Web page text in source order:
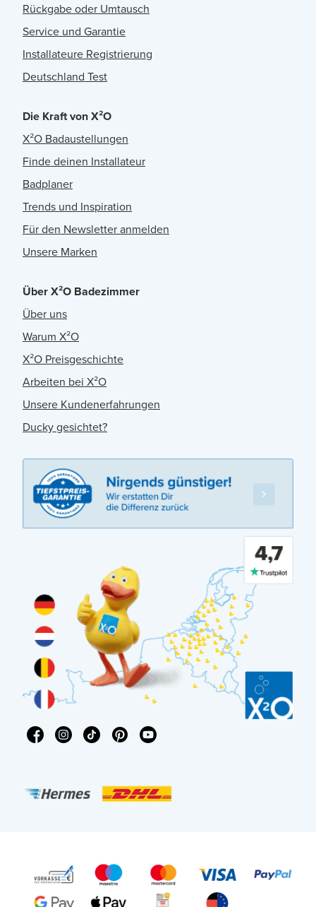
Rückgabe oder Umtausch
Service und Garantie
Installateure Registrierung
Deutschland Test
Die Kraft von X²O
X²O Badaustellungen
Finde deinen Installateur
Badplaner
Trends und Inspiration
Für den Newsletter anmelden
Unsere Marken
Über X²O Badezimmer
Über uns
Warum X²O
X²O Preisgeschichte
Arbeiten bei X²O
Unsere Kundenerfahrungen
Ducky gesichtet?